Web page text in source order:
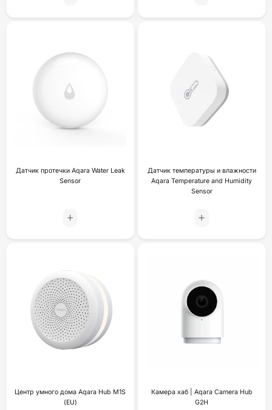
Датчик протечки Aqara Water Leak
Sensor
Датчик температуры и влажности
Aqara Temperature and Humidity
Sensor
Центр умного дома Aqara Hub M1S
(EU)
Камера хаб | Aqara Camera Hub
G2H